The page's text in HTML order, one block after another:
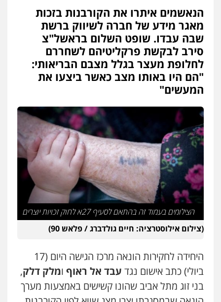
עו"ד לימור רוט חזן
פלילי מעצרים צווארון לבן פשיעה חמורה
0523407232
עו"ד מירב נוסבוים
0522331443
עו"ד חמאדה מסרי
תעבורה
0526631970
כבריאן, מזר – משרד עורכי דין
פלילי מעצרים וחקירות
0543986802
פלילי פשיעה חמורה קטינים אלימות
סמים עבירות מין
0523647066
הנאשמים איתרו את הקורבנות בזכות
מאגר מידע של חברה לשיווק ברשת
שבה עבדו. שופט השלום בראשל"צ
סירב לבקשת פרקליטיהם לשחררם
לחלופת מעצר בגלל מצבם הבריאותי:
"הם היו באותו מצב כאשר ביצעו את
המעשים"
הצילומים בעמוד זה בהתאם לסעיף 27א לחוק זכויות יוצרים
(צילום אילוסטרציה: חיים גולדברג / פלאש 90)
היחידה לחקירות הונאה מרכז הגישה היום (17
ביולי) כתב אישום נגד עבד אל ראוף ומלק דלק,
בני זוג מתל אביב שהונו קשישים באמצעות מערך